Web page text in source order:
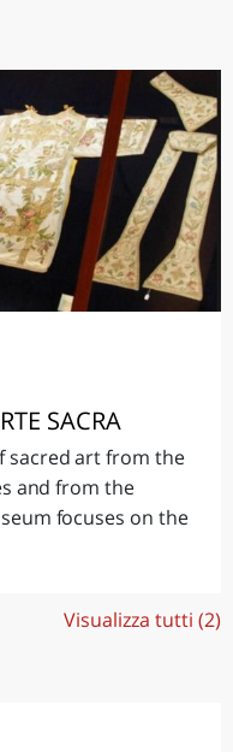
SACRA
sacred art from the
and from the
focuses on the
Visualizza tutti (2)